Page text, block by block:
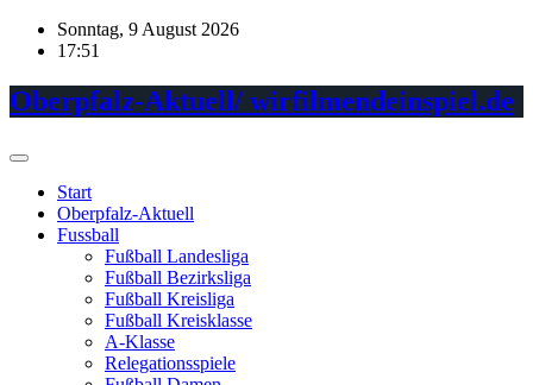
Skip
Sonntag, 9 August 2026
17:51
Oberpfalz-Aktuell/ wirfilmendeinspiel.de
Start
Oberpfalz-Aktuell
Fussball
Fußball Landesliga
Fußball Bezirksliga
Fußball Kreisliga
Fußball Kreisklasse
A-Klasse
Relegationsspiele